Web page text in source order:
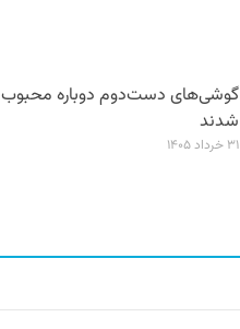
گوشی‌های دست‌دوم دوباره محبوب
شدند
۳۱ خرداد ۱۴۰۵